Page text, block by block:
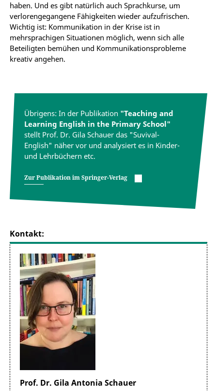
haben. Und es gibt natürlich auch Sprachkurse, um
verlorengegangene Fähigkeiten wieder aufzufrischen.
Wichtig ist: Kommunikation in der Krise ist in
mehrsprachigen Situationen möglich, wenn sich alle
Beteiligten bemühen und Kommunikationsprobleme
kreativ angehen.
Übrigens: In der Publikation "Teaching and
Learning English in the Primary School"
stellt Prof. Dr. Gila Schauer das "Suvival-
English" näher vor und analysiert es in Kinder-
und Lehrbüchern etc.
Zur Publikation im Springer-Verlag
Kontakt:
Prof. Dr. Gila Antonia Schauer